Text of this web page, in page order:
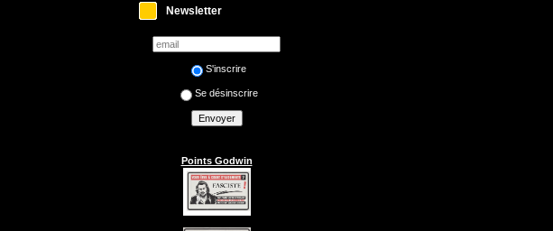
Newsletter
S'inscrire
Se désinscrire
Points Godwin